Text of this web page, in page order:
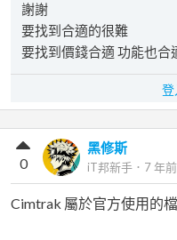
謝謝
要找到合適的很難
要找到價錢合適 功能也合
登
黑修斯
iT邦新手 ． 7 年前
0
Cimtrak 屬於官方使用的